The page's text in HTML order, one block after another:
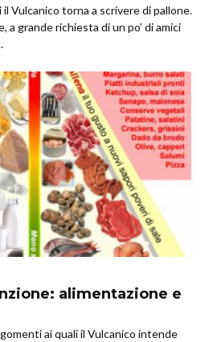
Vulcanico torna a scrivere di pallone.
a grande richiesta di un po’ di amici
alimentazione e
ai quali il Vulcanico intende